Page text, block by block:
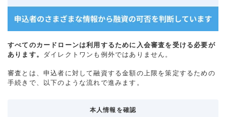
すべてのカードローンは利用するために入会審査を受ける必要が
あります。 ダイレクトワンも例外ではありません。
審査とは、申込者に対して融資する金額の上限を策定するための
手続きで、以下のような流れで進みます。
本人情報を確認